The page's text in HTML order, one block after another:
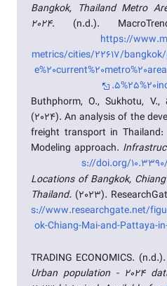
Bangkok, Thailand Metro
2024. (n.d.).
https://
metrics/cities/22617/
Buthphorm, O., Sukhotu, V.,
(2024). An analysis of the
freight transport in
Modeling approach.
s://doi.org/
Locations of Bangkok,
Thailand. (2023).
s://www.researchgate.net/
ok-Chiang-Mai-and-Pattaya-
TRADING ECONOMICS. (n.d.).
Urban population - 2024